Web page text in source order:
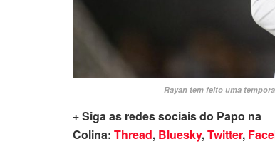
Rayan tem feito uma
+ Siga as redes sociais do Papo na
Colina: Thread, Bluesky,Twitter,